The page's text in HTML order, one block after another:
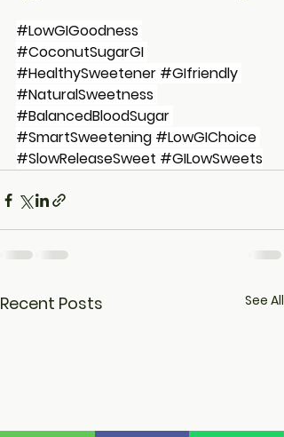
#LowGIGoodness
#CoconutSugarGI
#HealthySweetener #GIfriendly
#NaturalSweetness
#BalancedBloodSugar
#SmartSweetening #LowGIChoice
#SlowReleaseSweet #GILowSweets
Recent Posts See All